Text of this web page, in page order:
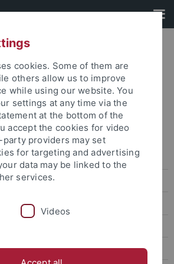
... Karte A: Morgenstelle
- Talkliniken
cookies. Some of them are
others allow us to improve
while using our website. You
settings at any time via the
at the bottom of the
accept the cookies for video
party providers may set
for targeting and advertising
data may be linked to the
services.
Videos